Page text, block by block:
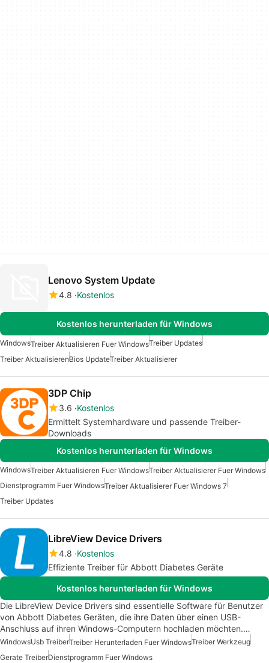
Lenovo System Update
4.8 Kostenlos
Kostenlos herunterladen für Windows
WindowsTreiber Aktualisieren Fuer WindowsTreiber Updates
Treiber AktualisierenBios UpdateTreiber Aktualisierer
3DP Chip
3.6 Kostenlos
Ermittelt Systemhardware und passende Treiber-
Downloads
Kostenlos herunterladen für Windows
WindowsTreiber Aktualisieren Fuer WindowsTreiber Aktualisierer Fuer Windows
Dienstprogramm Fuer WindowsTreiber Aktualisierer Fuer Windows 7
Treiber Updates
LibreView Device Drivers
4.8 Kostenlos
Effiziente Treiber für Abbott Diabetes Geräte
Kostenlos herunterladen für Windows
Die LibreView Device Drivers sind essentielle Software für Benutzer
von Abbott Diabetes Geräten, die ihre Daten über einen USB-
Anschluss auf ihren Windows-Computern hochladen möchten.…
WindowsUsb TreiberTreiber Herunterladen Fuer WindowsTreiber Werkzeug
Gerate TreiberDienstprogramm Fuer Windows